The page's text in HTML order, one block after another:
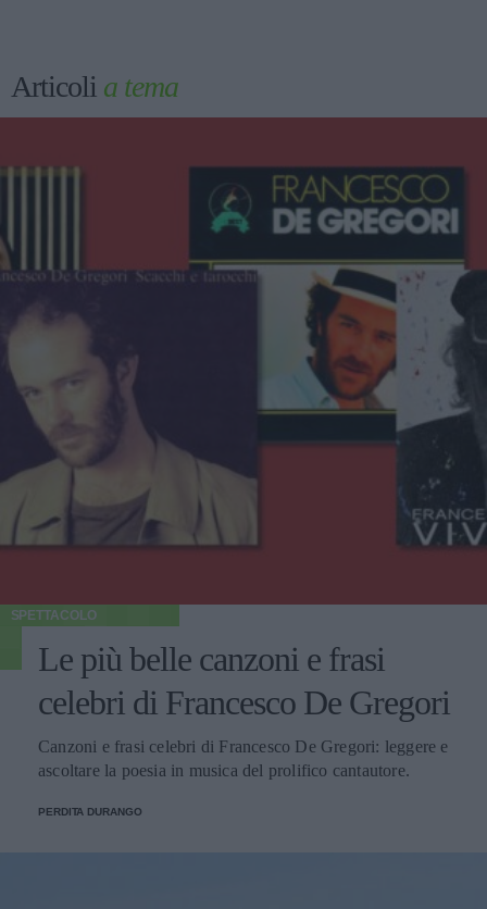
Articoli a tema
SPETTACOLO
Le più belle canzoni e frasi
celebri di Francesco De Gregori
Canzoni e frasi celebri di Francesco De Gregori: leggere e
ascoltare la poesia in musica del prolifico cantautore.
PERDITA DURANGO